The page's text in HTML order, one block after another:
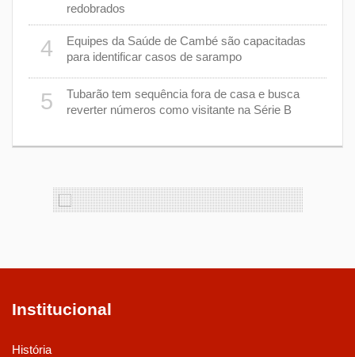
redobrados
4
Equipes da Saúde de Cambé são capacitadas
para identificar casos de sarampo
5
Tubarão tem sequência fora de casa e busca
reverter números como visitante na Série B
Institucional
História